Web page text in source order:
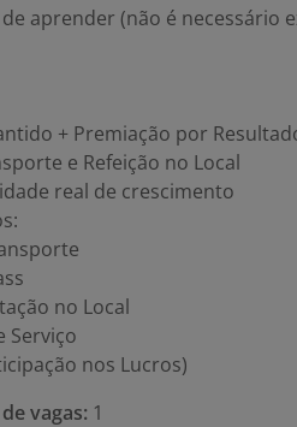
aprender (não é necessário
+ Premiação por
e Refeição no Local
real de crescimento
no Local
Serviço
nos Lucros)
vagas: 1